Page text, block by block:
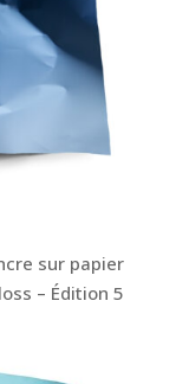
sur papier
– Édition 5